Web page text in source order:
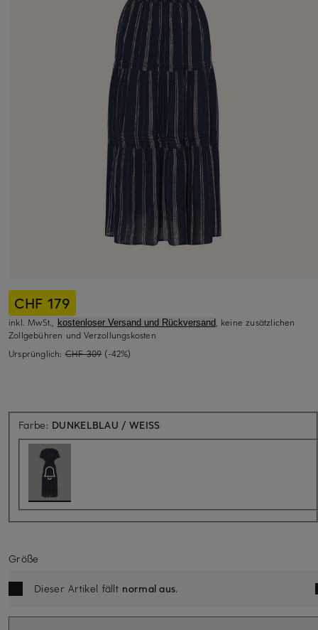
CHF 179
inkl. MwSt., kostenloser Versand und Rückversand, keine zusätzlichen
Zollgebühren und Verzollungskosten
Ursprünglich: CHF 309 (-42%)
Farbe: DUNKELBLAU / WEISSAktuell nicht verfügbar
Größe
Dieser Artikel fällt normal aus.